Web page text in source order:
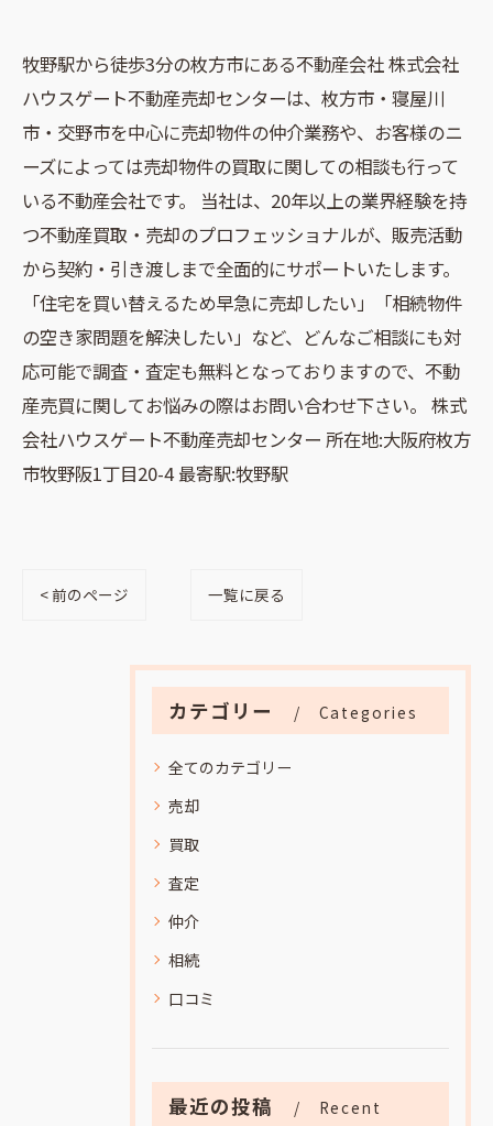
牧野駅から徒歩3分の枚方市にある不動産会社 株式会社
ハウスゲート不動産売却センターは、枚方市・寝屋川
市・交野市を中心に売却物件の仲介業務や、お客様のニ
ーズによっては売却物件の買取に関しての相談も行って
いる不動産会社です。 当社は、20年以上の業界経験を持
つ不動産買取・売却のプロフェッショナルが、販売活動
から契約・引き渡しまで全面的にサポートいたします。
「住宅を買い替えるため早急に売却したい」「相続物件
の空き家問題を解決したい」など、どんなご相談にも対
応可能で調査・査定も無料となっておりますので、不動
産売買に関してお悩みの際はお問い合わせ下さい。 株式
会社ハウスゲート不動産売却センター 所在地:大阪府枚方
市牧野阪1丁目20-4 最寄駅:牧野駅
< 前のページ 一覧に戻る
カテゴリー Categories
全てのカテゴリー
売却
買取
査定
仲介
相続
口コミ
最近の投稿
Recent